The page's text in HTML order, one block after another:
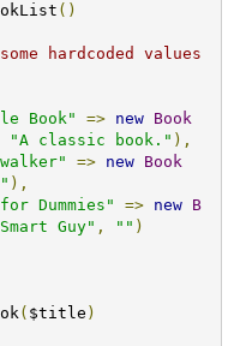
()
hardcoded values
Book"
=> new
Book
"A classic book." ),
=> new
Book
),
Dummies"
=> new
B
Guy" , "" )
( $title )